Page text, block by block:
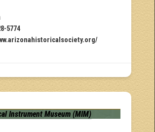
5774
Instrument Museum (MIM)